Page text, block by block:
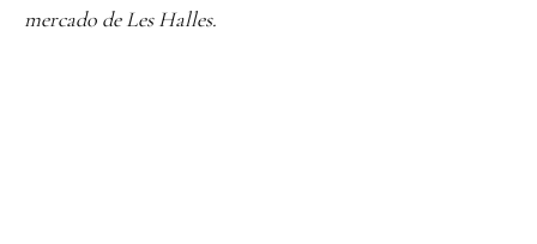
mercado de Les Halles.